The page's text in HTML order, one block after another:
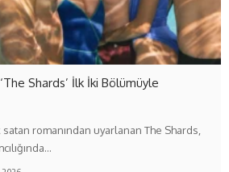
Shards’ İlk İki Bölümüyle
satan romanından uyarlanan The Shards,